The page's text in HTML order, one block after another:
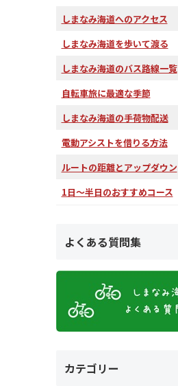
しまなみ海道へのアクセス
しまなみ海道を歩いて渡る
しまなみ海道のバス路線一覧
自転車旅に最適な季節
しまなみ海道の手荷物配送
電動アシストを借りる方法
ルートの距離とアップダウン
1日～半日のおすすめコース
よくある質問集
カテゴリー